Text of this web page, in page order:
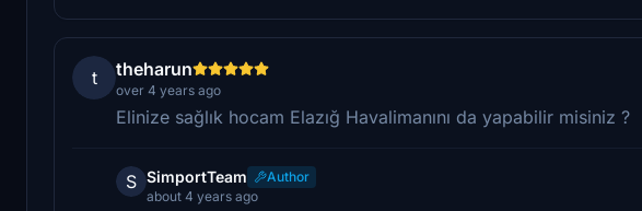
t theharun
over 4 years ago
Elinize sağlık hocam Elazığ Havalimanını da yapabilir misiniz ?
S SimportTeam
Author
about 4 years ago